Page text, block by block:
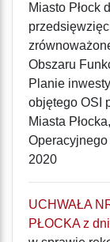
Miasto Płock
Obszaru
Planie
objętego OSI
Miasta
2020
UCHWAŁA
PŁOCKA z